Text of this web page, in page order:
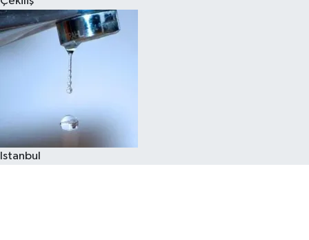
Istanbul